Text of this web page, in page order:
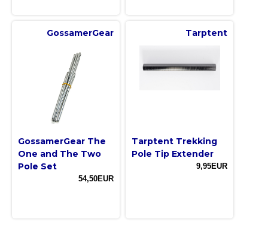
GossamerGear
GossamerGear The
One and The Two
Pole Set
54,50EUR
Tarptent
Tarptent Trekking
Pole Tip Extender
9,95EUR